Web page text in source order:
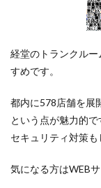
経堂のトランクル
すめです。
都内に578店舗を展
という点が魅力的で
セキュリティ対策も
気になる方はWEB